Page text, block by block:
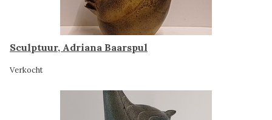
Sculptuur, Adriana Baarspul
Verkocht